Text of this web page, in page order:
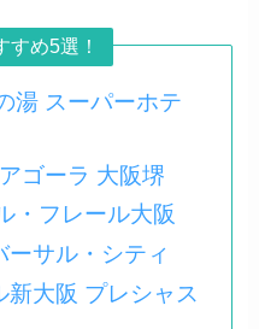
め5選！
湯 スーパーホテ
ゴーラ 大阪堺
・フレール大阪
サル・シティ
新大阪 プレシャス